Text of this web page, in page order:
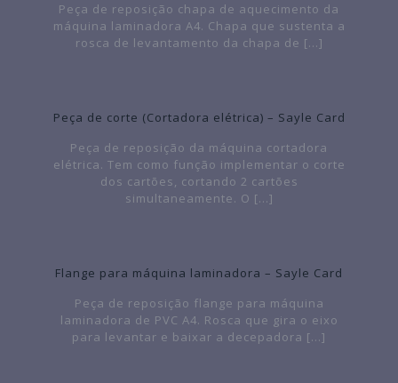
Peça de reposição chapa de aquecimento da
máquina laminadora A4. Chapa que sustenta a
rosca de levantamento da chapa de […]
Peça de corte (Cortadora elétrica) – Sayle Card
Peça de reposição da máquina cortadora
elétrica. Tem como função implementar o corte
dos cartões, cortando 2 cartões
simultaneamente. O […]
Flange para máquina laminadora – Sayle Card
Peça de reposição flange para máquina
laminadora de PVC A4. Rosca que gira o eixo
para levantar e baixar a decepadora […]